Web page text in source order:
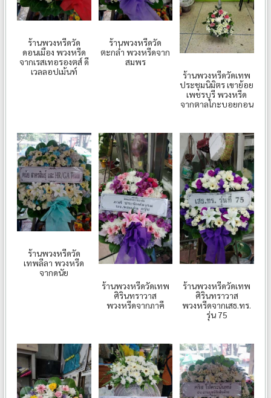
ร้านพวงหรีดวัด
ดอนเมือง พวงหรีด
จากเรสเทอรองตส์ ดี
เวลลอปเม้นท์
ร้านพวงหรีดวัด
ตะกล่ำ พวงหรีดจาก
สมพร
ร้านพวงหรีดวัดเทพ
ประชุมนิมิตร เขาย้อย
เพชรบุรี พวงหรีด
จากตาลโกะบอยกอน
ร้านพวงหรีดวัด
เทพลีลา พวงหรีด
จากดนัย
ร้านพวงหรีดวัดเทพ
ศิรินทราวาส
พวงหรีดจากภาคี
ร้านพวงหรีดวัดเทพ
ศิรินทราวาส
พวงหรีดจากเสธ.ทร.
รุ่น 75